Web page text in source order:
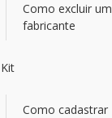
Como excluir um
fabricante
Kit
Como cadastrar